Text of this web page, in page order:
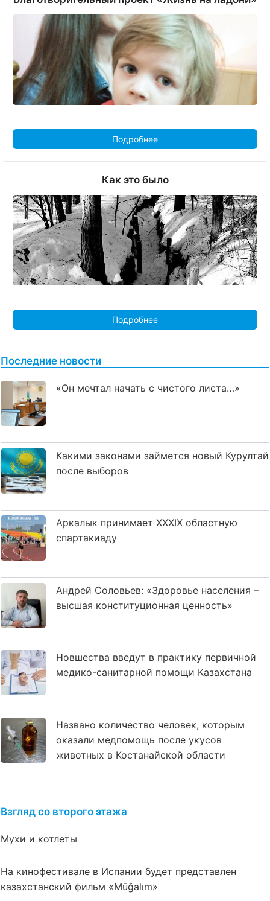
Подробнее
Как это было
Подробнее
Последние новости
«Он мечтал начать с чистого листа…»
Какими законами займется новый Курултай
после выборов
Аркалык принимает XXXIX областную
спартакиаду
Андрей Соловьев: «Здоровье населения –
высшая конституционная ценность»
Новшества введут в практику первичной
медико-санитарной помощи Казахстана
Названо количество человек, которым
оказали медпомощь после укусов
животных в Костанайской области
Взгляд со второго этажа
Мухи и котлеты
На кинофестивале в Испании будет представлен
казахстанский фильм «Mūğalım»